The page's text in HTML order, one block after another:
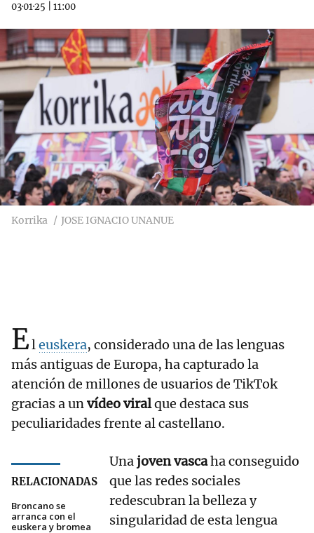
03·01·25 11:00
Korrika JOSE IGNACIO UNANUE
Eleuskera, considerado una de las lenguas
más antiguas de Europa, ha capturado la
atención de millones de usuarios de TikTok
gracias a unvídeo viralque destaca sus
peculiaridades frente al castellano.
RELACIONADAS
Broncano se
arranca con el
euskera y bromea
Unajoven vascaha conseguido
que las redes sociales
redescubran la belleza y
singularidad de esta lengua